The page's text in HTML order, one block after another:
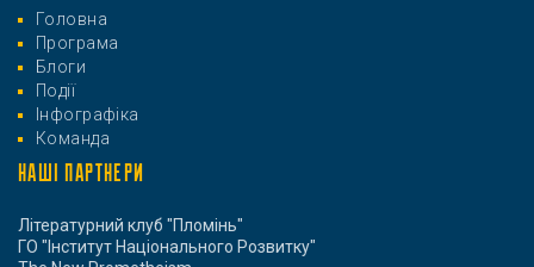
Головна
Програма
Блоги
Події
Інфографіка
Команда
НАШІ ПАРТНЕРИ
Літературний клуб "Пломінь"
ГО "Інститут Національного Розвитку"